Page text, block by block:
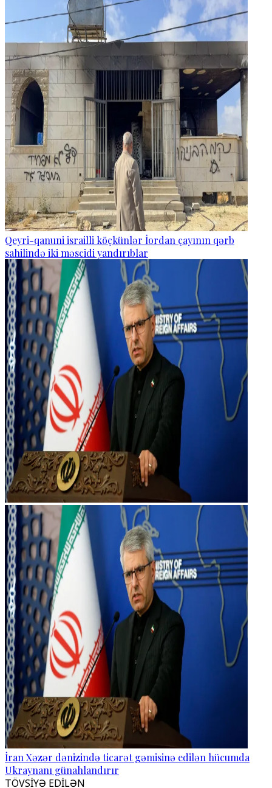
Qeyri-qanuni israilli köçkünlər İordan çayının qərb
sahilində iki məscidi yandırıblar
İran Xəzər dənizində ticarət gəmisinə edilən hücumda
Ukraynanı günahlandırır
TÖVSİYƏ EDİLƏN